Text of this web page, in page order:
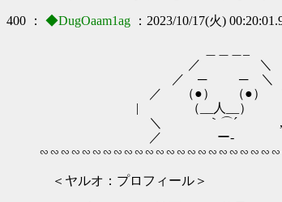
400 ： ◆DugOaam1ag ：2023/10/17(火)
／ ＼
／ ─ ─ ＼
／ （●） （●）
| （__人__）
＼ ｀⌒´ ,
／ ー‐
＜ヤルオ：プロフィール＞